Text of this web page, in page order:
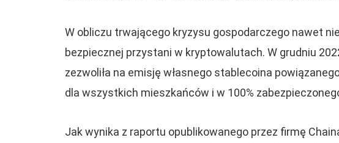
W obliczu trwającego kryzysu gospodarczego nawet
bezpiecznej przystani w kryptowalutach. W grudniu
zezwoliła na emisję własnego stablecoina
dla wszystkich mieszkańców i w 100%
Jak wynika z raportu opublikowanego przez firmę